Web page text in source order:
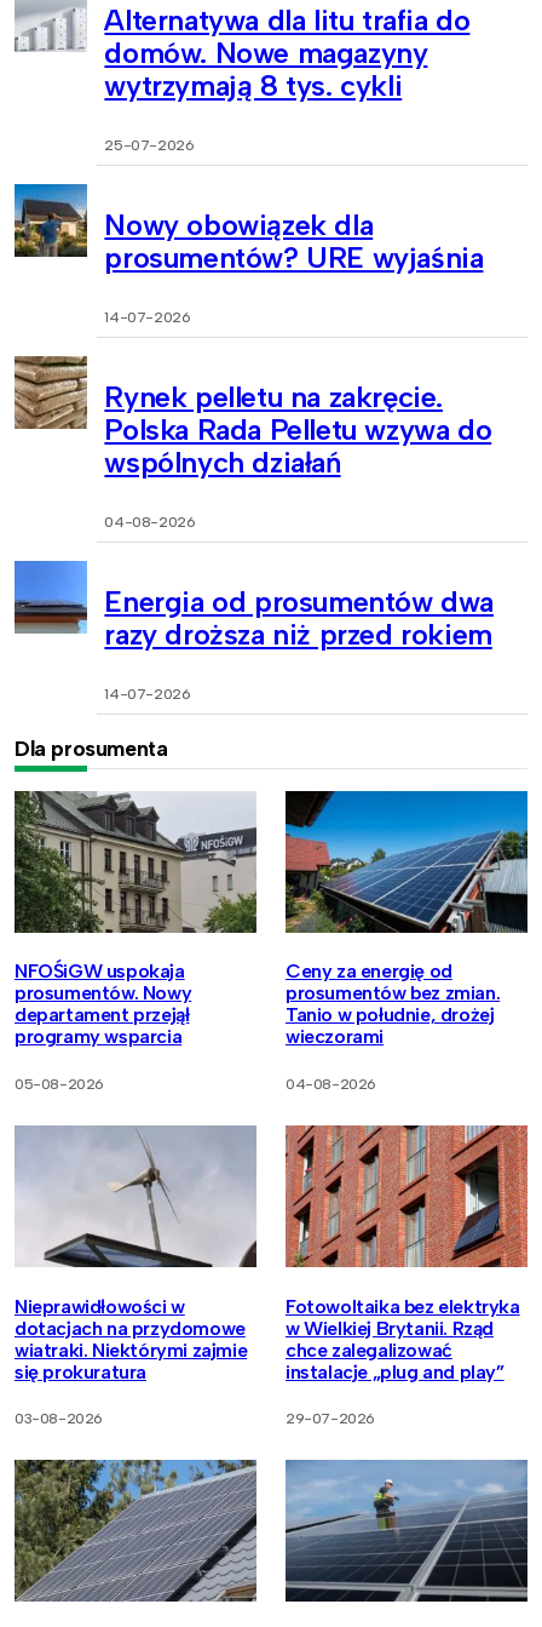
Alternatywa dla litu trafia do
domów. Nowe magazyny
wytrzymają 8 tys. cykli
25-07-2026
Nowy obowiązek dla
prosumentów? URE wyjaśnia
14-07-2026
Rynek pelletu na zakręcie.
Polska Rada Pelletu wzywa do
wspólnych działań
04-08-2026
Energia od prosumentów dwa
razy droższa niż przed rokiem
14-07-2026
Dla prosumenta
NFOŚiGW uspokaja
prosumentów. Nowy
departament przejął
programy wsparcia
05-08-2026
Ceny za energię od
prosumentów bez zmian.
Tanio w południe, drożej
wieczorami
04-08-2026
Nieprawidłowości w
dotacjach na przydomowe
wiatraki. Niektórymi zajmie
się prokuratura
03-08-2026
Fotowoltaika bez elektryka
w Wielkiej Brytanii. Rząd
chce zalegalizować
instalacje „plug and play”
29-07-2026